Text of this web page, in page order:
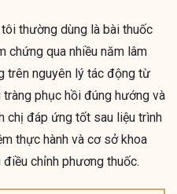
thường dùng là bài thuốc
chứng qua nhiều năm lâm
trên nguyên lý tác động từ
phục hồi đúng hướng và
chị đáp ứng tốt sau liệu trình
thực hành và cơ sở khoa
chỉnh phương thuốc.